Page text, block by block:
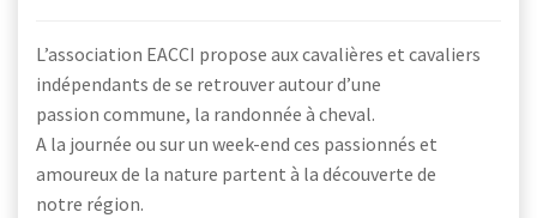
L’association EACCI propose aux cavalières et cavaliers
indépendants de se retrouver autour d’une
passion commune, la randonnée à cheval.
A la journée ou sur un week-end ces passionnés et
amoureux de la nature partent à la découverte de
notre région.